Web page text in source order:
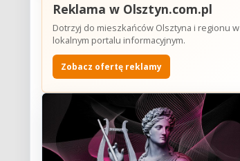
Reklama w Olsztyn.com.pl
Dotrzyj do mieszkańców Olsztyna i regionu w
lokalnym portalu informacyjnym.
Zobacz ofertę reklamy